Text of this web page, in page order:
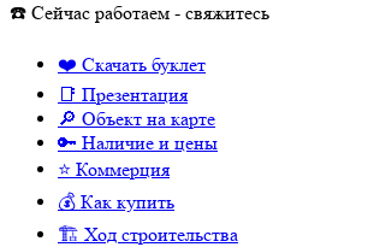
☎️ Сейчас работаем - свяжитесь
❤️ Скачать буклет
📑 Презентация
🔎 Объект на карте
🔑 Наличие и цены
⭐️ Коммерция
💰 Как купить
🏗 Ход строительства